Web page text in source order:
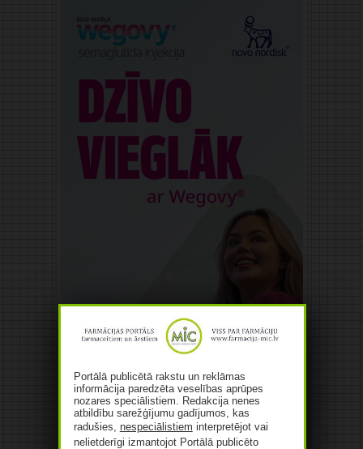
Portālā publicētā rakstu un reklāmas
informācija paredzēta veselības aprūpes
nozares speciālistiem. Redakcija nenes
atbildību sarežģījumu gadījumos, kas
radušies, nespeciālistiem interpretējot vai
nelietderīgi izmantojot Portālā publicēto